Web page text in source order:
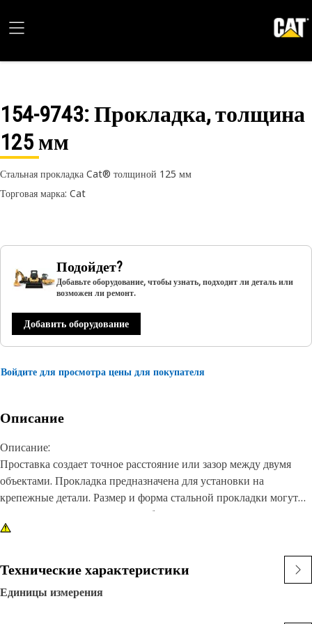
154-9743: Прокладка, толщина
125 мм
Стальная прокладка Cat® толщиной 125 мм
Торговая марка: Cat
Подойдет?
Добавьте оборудование, чтобы узнать, подходит ли деталь или
возможен ли ремонт.
Добавить оборудование
Войдите для просмотра цены для покупателя
Описание
Описание:
Проставка создает точное расстояние или зазор между двумя
объектами. Прокладка предназначена для установки на
крепежные детали. Размер и форма стальной прокладки могут
различаться в зависимости от области применения, но они, как
правило, изготавливаются с очень жесткими допусками, чтобы
• Выдерживает высокий уровень растяжения и сжатия без
Технические характеристики
Единицы измерения